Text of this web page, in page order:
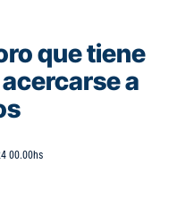
que tiene
a
00.00hs